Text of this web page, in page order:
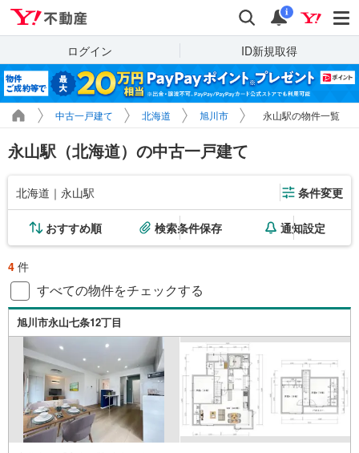
検索 通知
i
ログイン ID新規取得
中古一戸建て 北海道 旭川市 永山駅の物件一覧
永山駅（北海道）の中古一戸建て
北海道｜永山駅 条件変更
おすすめ順 検索条件保存 通知設定
4 件
すべての物件をチェックする
旭川市永山七条12丁目